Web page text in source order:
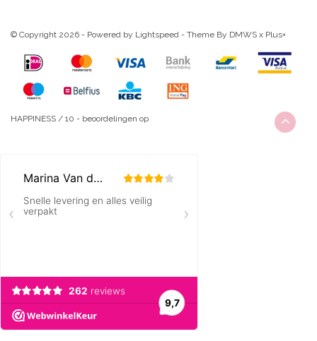
© Copyright 2026 - Powered by Lightspeed - Theme By DMWS x Plus+
HAPPINESS / 10 - beoordelingen op